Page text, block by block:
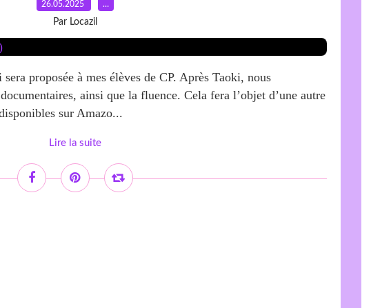
26.05.2025 …
Par Locazil
proposée à mes élèves de CP. Après Taoki, nous
ainsi que la fluence. Cela fera l’objet d’une autre
sur Amazo...
Lire la suite